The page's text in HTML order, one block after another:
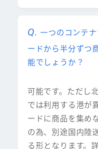
一つのコンテ
ードから半分ずつ
能でしょうか？
可能です。ただし
では利用する港が
ードに商品を集め
の為、別途国内陸
る形となります。